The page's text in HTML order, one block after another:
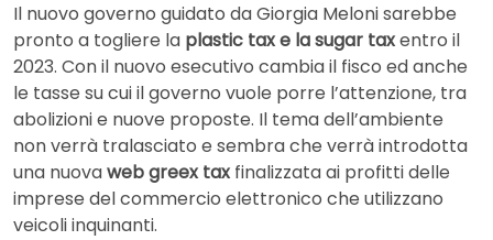
Il nuovo governo guidato da Giorgia Meloni sarebbe
pronto a togliere la plastic tax e la sugar taxentro il
2023. Con il nuovo esecutivo cambia il fisco ed anche
le tasse su cui il governo vuole porre l’attenzione, tra
abolizioni e nuove proposte. Il tema dell’ambiente
non verrà tralasciato e sembra che verrà introdotta
una nuovaweb greex tax finalizzata ai profitti delle
imprese del commercio elettronico che utilizzano
veicoli inquinanti.